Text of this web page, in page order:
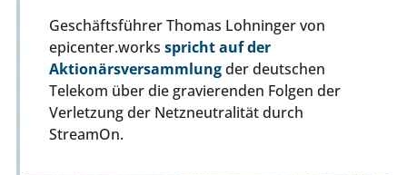
Geschäftsführer Thomas Lohninger von
epicenter.works spricht auf der
Aktionärsversammlungder deutschen
Telekom über die gravierenden Folgen der
Verletzung der Netzneutralität durch
StreamOn.